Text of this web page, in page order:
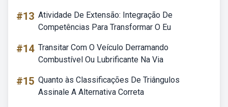
#13 Atividade De Extensão: Integração De
Competências Para Transformar O Eu
#14 Transitar Com O Veículo Derramando
Combustível Ou Lubrificante Na Via
#15 Quanto às Classificações De Triângulos
Assinale A Alternativa Correta